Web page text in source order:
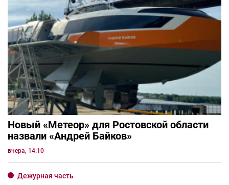
Новый «Метеор» для Ростовской области
назвали «Андрей Байков»
вчера, 14:10
Дежурная часть